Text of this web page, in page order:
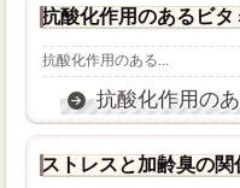
抗酸化作用のあるビ
抗酸化作用のある...
抗酸化作用の
ストレスと加齢臭の関